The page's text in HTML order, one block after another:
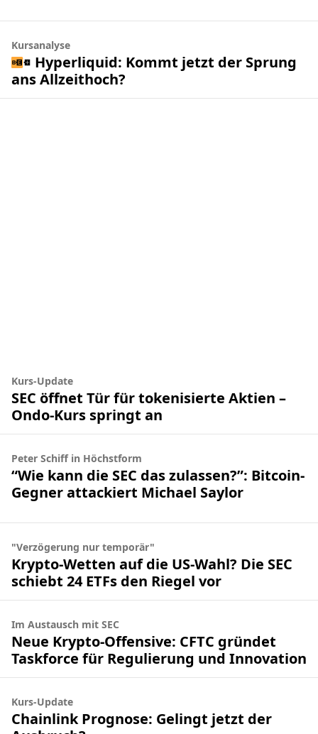
Kursanalyse
Hyperliquid: Kommt jetzt der Sprung
ans Allzeithoch?
Kurs-Update
SEC öffnet Tür für tokenisierte Aktien –
Ondo-Kurs springt an
Peter Schiff in Höchstform
“Wie kann die SEC das zulassen?”: Bitcoin-
Gegner attackiert Michael Saylor
"Verzögerung nur temporär"
Krypto-Wetten auf die US-Wahl? Die SEC
schiebt 24 ETFs den Riegel vor
Im Austausch mit SEC
Neue Krypto-Offensive: CFTC gründet
Taskforce für Regulierung und Innovation
Kurs-Update
Chainlink Prognose: Gelingt jetzt der